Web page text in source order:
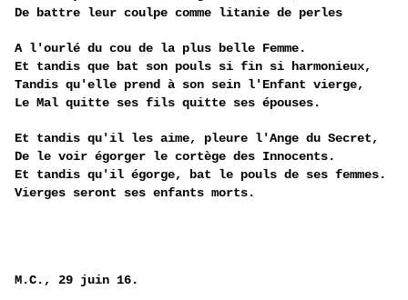
De battre leur coulpe comme litanie de perles
A l'ourlé du cou de la plus belle Femme.
Et tandis que bat son pouls si fin si harmonieux,
Tandis qu'elle prend à son sein l'Enfant vierge,
Le Mal quitte ses fils quitte ses épouses.
Et tandis qu'il les aime, pleure l'Ange du Secret,
De le voir égorger le cortège des Innocents.
Et tandis qu'il égorge, bat le pouls de ses femmes.
Vierges seront ses enfants morts.
M.C., 29 juin 16.